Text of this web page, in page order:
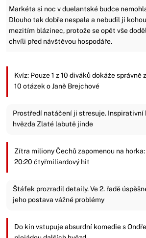
Markéta si noc v duelantské budce
Dlouho tak dobře nespala a nebudil ji
mezitím blázinec, protože se opět vše
chvíli před návštěvou hospodáře.
Kvíz: Pouze 1 z 10 diváků dokáže správně
10 otázek o Janě Brejchové
Prostředí natáčení ji stresuje. Inspirativní
hvězda Zlaté labutě jinde
Zítra miliony Čechů zapomenou na
20:20 čtyřmiliardový hit
Štáfek prozradil detaily. Ve 2. řadě
jeho postava vážné problémy
Do kin vstupuje absurdní komedie s